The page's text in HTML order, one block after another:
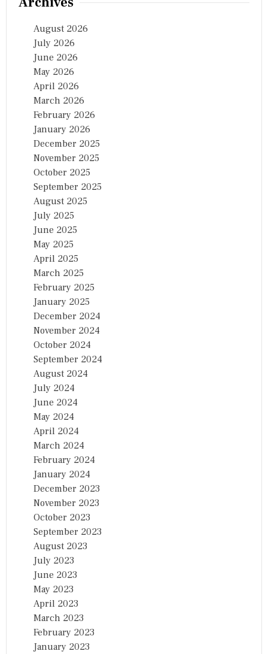
August 2026
July 2026
June 2026
May 2026
April 2026
March 2026
February 2026
January 2026
December 2025
November 2025
October 2025
September 2025
August 2025
July 2025
June 2025
May 2025
April 2025
March 2025
February 2025
January 2025
December 2024
November 2024
October 2024
September 2024
August 2024
July 2024
June 2024
May 2024
April 2024
March 2024
February 2024
January 2024
December 2023
November 2023
October 2023
September 2023
August 2023
July 2023
June 2023
May 2023
April 2023
March 2023
February 2023
January 2023